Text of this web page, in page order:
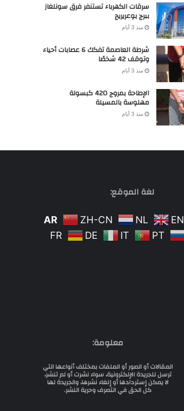
سرقات الكهرباء تستنفر فرق سونلغاز
ببرج بوعريريج
منذ 3 أيام
شرطة العاصمة تفكك 6 عصابات أحياء
وتوقف 42 شخصًا
منذ 3 أيام
الإطاحة بمروج 420 كبسولة
مهلوسة بالمسيلة
منذ 3 أيام
لغة الموقع:
AR ZH-CN NL
EN
FR
DE IT PT
معلومة:
المقالات أو الصور أو الملفات بمختلف أنواعها التي
ترسل للجريدة الإلكترونية، سواء نشرت أو لم تنشر،
لا يمكن إستردادها أو إلغاء نشرها، والجريدة لها
كل الحق في التصرف وحرية النشر.